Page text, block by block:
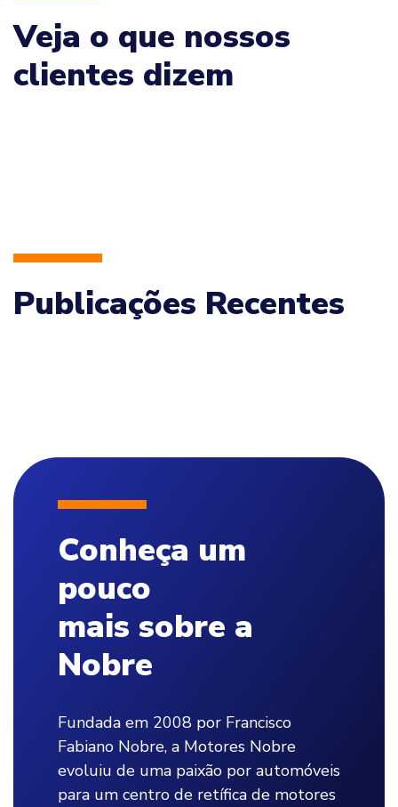
Veja o que nossos
clientes dizem
Publicações Recentes
Conheça um
pouco
mais sobre a
Nobre
Fundada em 2008 por Francisco
Fabiano Nobre, a Motores Nobre
evoluiu de uma paixão por automóveis
para um centro de retífica de motores